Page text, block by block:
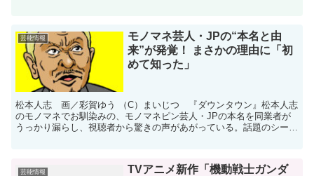
芸能情報
モノマネ芸人・JPの“本名と由
来”が発覚！ まさかの理由に「初
めて知った」
松本人志 画／彩賀ゆう （C）まいじつ 『ダウンタウン』松本人志
のモノマネでお馴染みの、モノマネピン芸人・JPの本名を同業者が
うっかり漏らし、視聴者から驚きの声があがっている。話題のシーン
芸能情報
TVアニメ新作「機動戦士ガンダ